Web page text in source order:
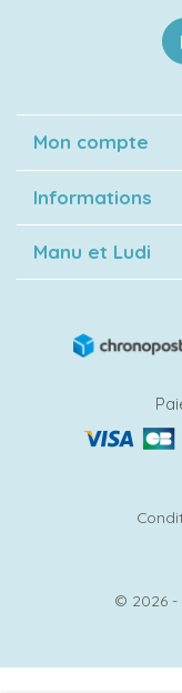
Mon compte
Informations
Manu et Ludi
© 2026 -